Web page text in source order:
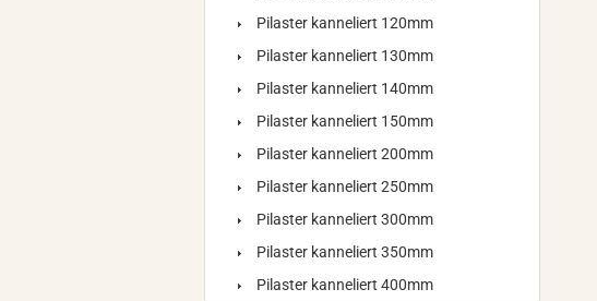
Pilaster kanneliert 120mm
Pilaster kanneliert 130mm
Pilaster kanneliert 140mm
Pilaster kanneliert 150mm
Pilaster kanneliert 200mm
Pilaster kanneliert 250mm
Pilaster kanneliert 300mm
Pilaster kanneliert 350mm
Pilaster kanneliert 400mm